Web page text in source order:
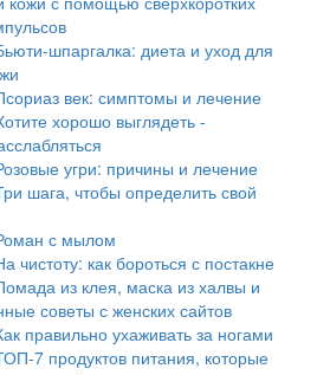
шпаргалка: диета и уход для
век: симптомы и лечение
хорошо выглядеть -
угри: причины и лечение
шага, чтобы определить свой
с мылом
чистоту: как бороться с постакне
из клея, маска из халвы и
советы с женских сайтов
правильно ухаживать за ногами
7 продуктов питания, которые